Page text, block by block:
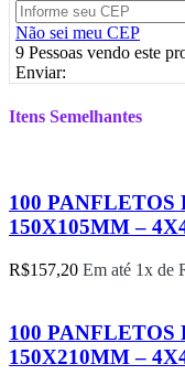
Não sei meu CEP
9 Pessoas vendo este
Enviar:
Itens Semelhantes
100 PANFLETOS
150X105MM –
R$157,20 Em até 1x de
100 PANFLETOS
150X210MM –